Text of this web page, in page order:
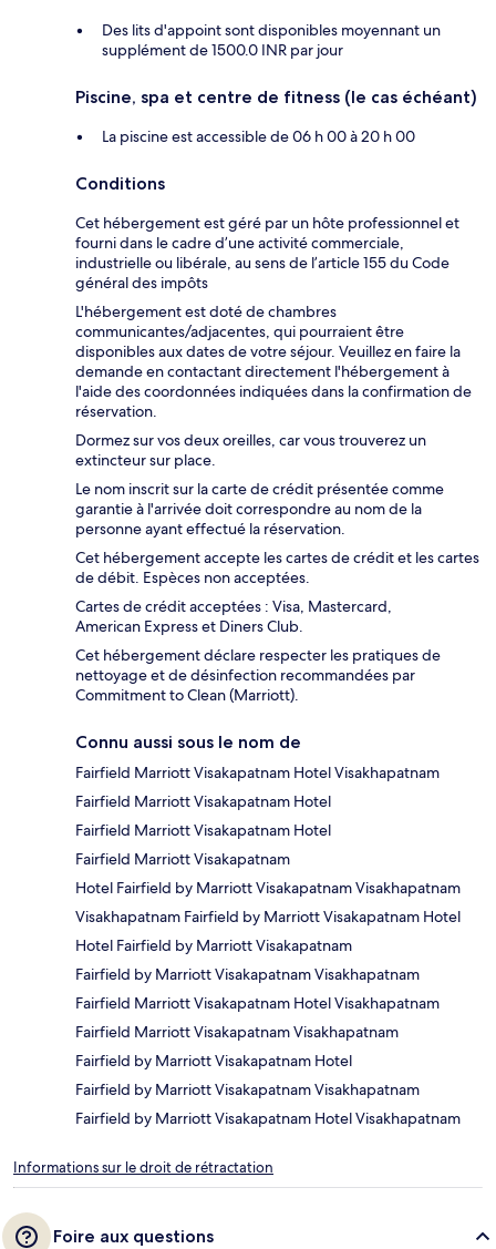
Des lits d'appoint sont disponibles moyennant un
supplément de 1500.0 INR par jour
Piscine, spa et centre de fitness (le cas échéant)
La piscine est accessible de 06 h 00 à 20 h 00
Conditions
Cet hébergement est géré par un hôte professionnel et
fourni dans le cadre d’une activité commerciale,
industrielle ou libérale, au sens de l’article 155 du Code
général des impôts
L'hébergement est doté de chambres
communicantes/adjacentes, qui pourraient être
disponibles aux dates de votre séjour. Veuillez en faire la
demande en contactant directement l'hébergement à
l'aide des coordonnées indiquées dans la confirmation de
réservation.
Dormez sur vos deux oreilles, car vous trouverez un
extincteur sur place.
Le nom inscrit sur la carte de crédit présentée comme
garantie à l'arrivée doit correspondre au nom de la
personne ayant effectué la réservation.
Cet hébergement accepte les cartes de crédit et les cartes
de débit. Espèces non acceptées.
Cartes de crédit acceptées : Visa, Mastercard,
American Express et Diners Club.
Cet hébergement déclare respecter les pratiques de
nettoyage et de désinfection recommandées par
Commitment to Clean (Marriott).
Connu aussi sous le nom de
Fairfield Marriott Visakapatnam Hotel Visakhapatnam
Fairfield Marriott Visakapatnam Hotel
Fairfield Marriott Visakapatnam Hotel
Fairfield Marriott Visakapatnam
Hotel Fairfield by Marriott Visakapatnam Visakhapatnam
Visakhapatnam Fairfield by Marriott Visakapatnam Hotel
Hotel Fairfield by Marriott Visakapatnam
Fairfield by Marriott Visakapatnam Visakhapatnam
Fairfield Marriott Visakapatnam Hotel Visakhapatnam
Fairfield Marriott Visakapatnam Visakhapatnam
Fairfield by Marriott Visakapatnam Hotel
Fairfield by Marriott Visakapatnam Visakhapatnam
Fairfield by Marriott Visakapatnam Hotel Visakhapatnam
Informations sur le droit de rétractation
Foire aux questions